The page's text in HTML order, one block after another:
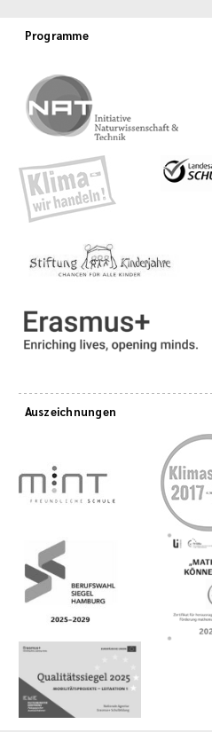
Programme
Auszeichnungen